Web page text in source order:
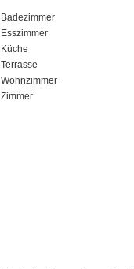
Badezimmer
Esszimmer
Küche
Terrasse
Wohnzimmer
Zimmer